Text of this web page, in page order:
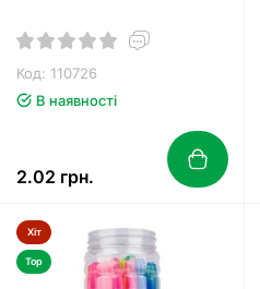
Код: 110726
В наявності
2.02 грн.
Хіт
Top